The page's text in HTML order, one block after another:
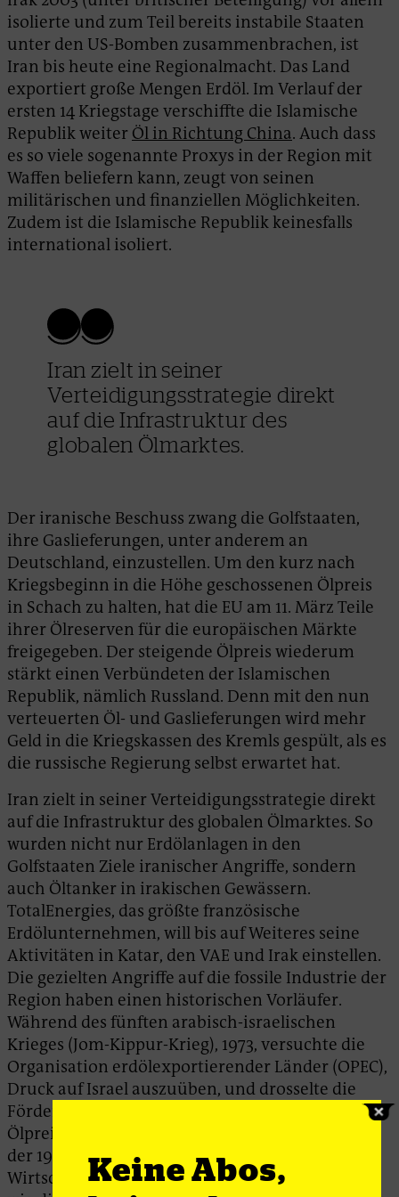
isolierte und zum Teil bereits instabile Staaten
unter den US-Bomben zusammenbrachen, ist
Iran bis heute eine Regionalmacht. Das Land
exportiert große Mengen Erdöl. Im Verlauf der
ersten 14 Kriegstage verschiffte die Islamische
Republik weiter Öl in Richtung China. Auch dass
es so viele sogenannte Proxys in der Region mit
Waffen beliefern kann, zeugt von seinen
militärischen und finanziellen Möglichkeiten.
Zudem ist die Islamische Republik keinesfalls
international isoliert.
Iran zielt in seiner
Verteidigungsstrategie direkt
auf die Infrastruktur des
globalen Ölmarktes.
Der iranische Beschuss zwang die Golfstaaten,
ihre Gaslieferungen, unter anderem an
Deutschland, einzustellen. Um den kurz nach
Kriegsbeginn in die Höhe geschossenen Ölpreis
in Schach zu halten, hat die EU am 11. März Teile
ihrer Ölreserven für die europäischen Märkte
freigegeben. Der steigende Ölpreis wiederum
stärkt einen Verbündeten der Islamischen
Republik, nämlich Russland. Denn mit den nun
verteuerten Öl- und Gaslieferungen wird mehr
Geld in die Kriegskassen des Kremls gespült, als es
die russische Regierung selbst erwartet hat.
Iran zielt in seiner Verteidigungsstrategie direkt
auf die Infrastruktur des globalen Ölmarktes. So
wurden nicht nur Erdölanlagen in den
Golfstaaten Ziele iranischer Angriffe, sondern
auch Öltanker in irakischen Gewässern.
TotalEnergies, das größte französische
Erdölunternehmen, will bis auf Weiteres seine
Aktivitäten in Katar, den VAE und Irak einstellen.
Die gezielten Angriffe auf die fossile Industrie der
Region haben einen historischen Vorläufer.
Während des fünften arabisch-israelischen
Krieges (Jom-Kippur-Krieg), 1973, versuchte die
Organisation erdölexportierender Länder (OPEC),
Druck auf Israel auszuüben, und drosselte die
Fördermenge um fünf Prozent. Der sogenannte
Ölpreisschock war ein Katalysator für die Mitte
der 1970er Jahre einsetzende globale
Wirtschaftskrise. Da in der OPEC sowohl Staaten
Keine Abos,